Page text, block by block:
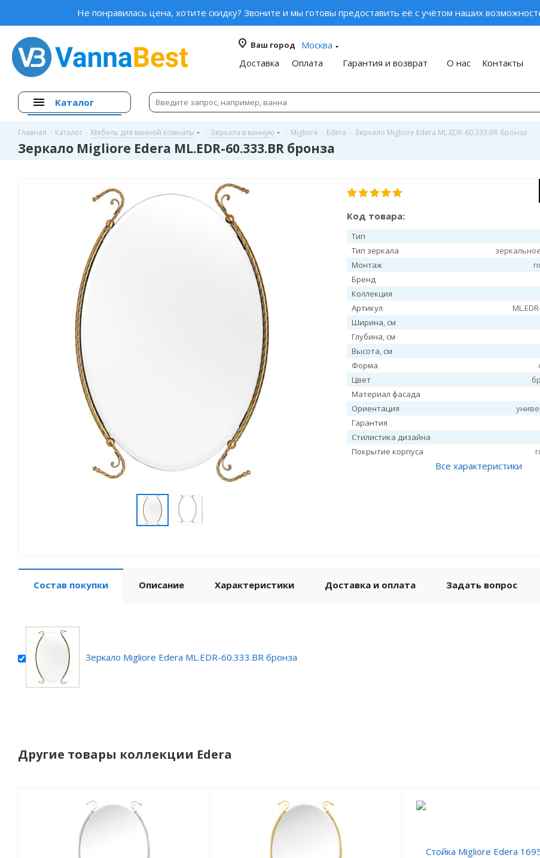
Не понравилась цена, хотите скидку? Звоните и мы готовы предоставить её с учётом наших
Ваш город
Москва
Доставка
Оплата Гарантия и возврат О нас Контакты
Каталог
Главная - Каталог - Мебель для ванной комнаты - Зеркала в ванную - Migliore - Edera - Зеркало Migliore Edera ML.EDR-60.333.BR бронза
Зеркало Migliore Edera ML.EDR-60.333.BR бронза
Код товара:
Тип
Тип зеркала
Монтаж
Бренд
Коллекция
Артикул
Ширина, см
Глубина, см
Высота, см
Форма
Цвет
Материал фасада
Ориентация
Гарантия
Стилистика дизайна
Покрытие корпуса
Все характеристики
Состав покупки Описание Характеристики Доставка и оплата Задать вопрос
Зеркало Migliore Edera ML.EDR-60.333.BR бронза
Другие товары коллекции Edera